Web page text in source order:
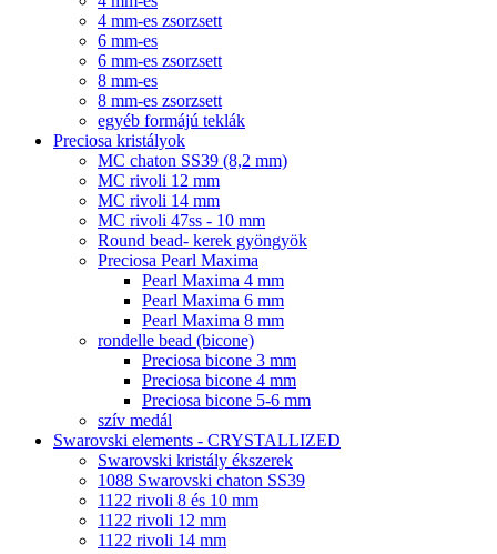
4 mm-es zsorzsett
6 mm-es
6 mm-es zsorzsett
8 mm-es
8 mm-es zsorzsett
egyéb formájú teklák
Preciosa kristályok
MC chaton SS39 (8,2 mm)
MC rivoli 12 mm
MC rivoli 14 mm
MC rivoli 47ss - 10 mm
Round bead- kerek gyöngyök
Preciosa Pearl Maxima
Pearl Maxima 4 mm
Pearl Maxima 6 mm
Pearl Maxima 8 mm
rondelle bead (bicone)
Preciosa bicone 3 mm
Preciosa bicone 4 mm
Preciosa bicone 5-6 mm
szív medál
Swarovski elements - CRYSTALLIZED
Swarovski kristály ékszerek
1088 Swarovski chaton SS39
1122 rivoli 8 és 10 mm
1122 rivoli 12 mm
1122 rivoli 14 mm